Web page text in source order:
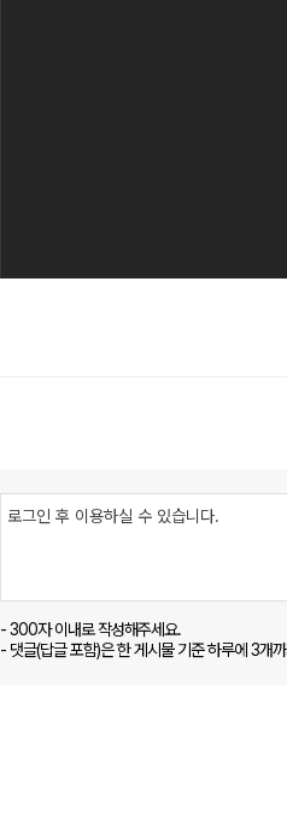
- 300자 이내로 작성해주세요.
- 댓글(답글 포함)은 한 게시물 기준 하루에 3개